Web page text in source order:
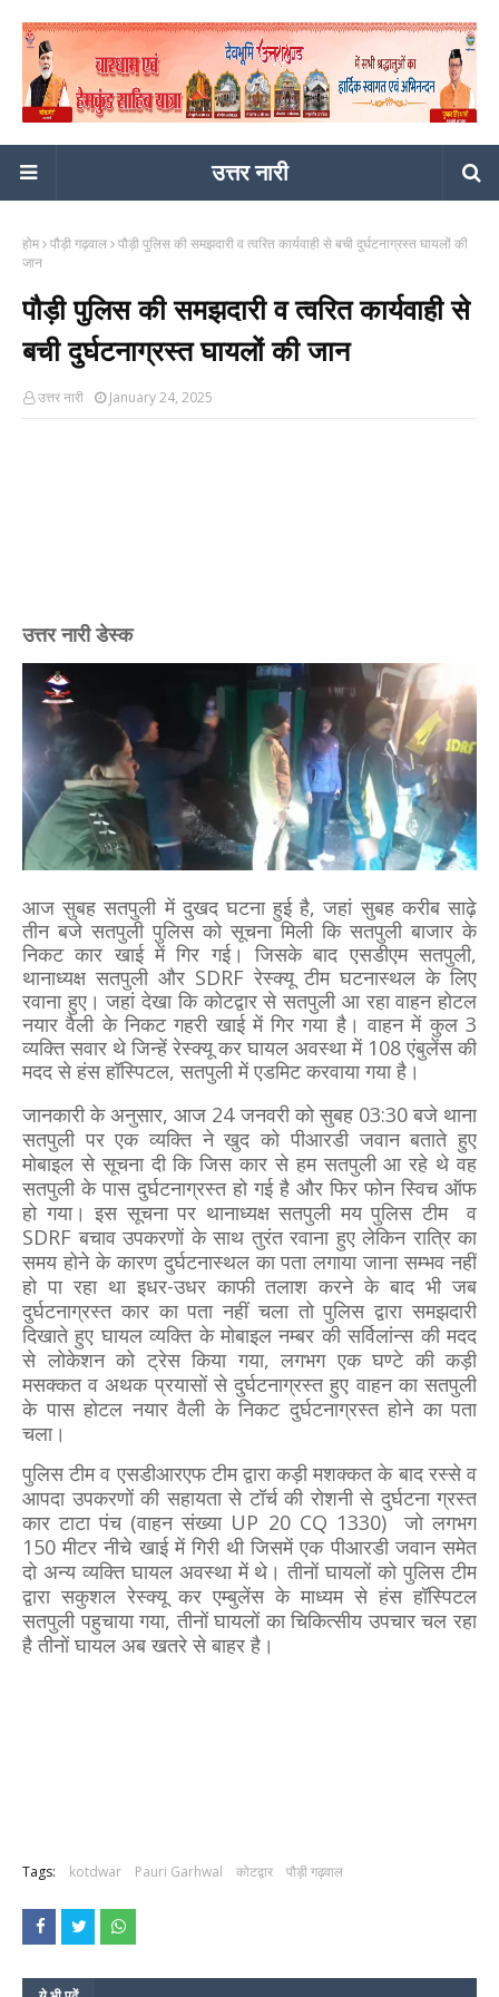
उत्तर नारी
होम पौड़ी गढ़वाल पौड़ी पुलिस की समझदारी व त्वरित कार्यवाही से बची दुर्घटनाग्रस्त घायलों की
जान
पौड़ी पुलिस की समझदारी व त्वरित कार्यवाही से
बची दुर्घटनाग्रस्त घायलों की जान
उत्तर नारी January 24, 2025
उत्तर नारी डेस्क
आज सुबह सतपुली में दुखद घटना हुई है, जहां सुबह करीब साढ़े
तीन बजे सतपुली पुलिस को सूचना मिली कि सतपुली बाजार के
निकट कार खाई में गिर गई। जिसके बाद एसडीएम सतपुली,
थानाध्यक्ष सतपुली और SDRF रेस्क्यू टीम घटनास्थल के लिए
रवाना हुए। जहां देखा कि कोटद्वार से सतपुली आ रहा वाहन होटल
नयार वैली के निकट गहरी खाई में गिर गया है। वाहन में कुल 3
व्यक्ति सवार थे जिन्हें रेस्क्यू कर घायल अवस्था में 108 एंबुलेंस की
मदद से हंस हॉस्पिटल, सतपुली में एडमिट करवाया गया है।
जानकारी के अनुसार, आज 24 जनवरी को सुबह 03:30 बजे थाना
सतपुली पर एक व्यक्ति ने खुद को पीआरडी जवान बताते हुए
मोबाइल से सूचना दी कि जिस कार से हम सतपुली आ रहे थे वह
सतपुली के पास दुर्घटनाग्रस्त हो गई है और फिर फोन स्विच ऑफ
हो गया। इस सूचना पर थानाध्यक्ष सतपुली मय पुलिस टीम व
SDRF बचाव उपकरणों के साथ तुरंत रवाना हुए लेकिन रात्रि का
समय होने के कारण दुर्घटनास्थल का पता लगाया जाना सम्भव नहीं
हो पा रहा था इधर-उधर काफी तलाश करने के बाद भी जब
दुर्घटनाग्रस्त कार का पता नहीं चला तो पुलिस द्वारा समझदारी
दिखाते हुए घायल व्यक्ति के मोबाइल नम्बर की सर्विलांन्स की मदद
से लोकेशन को ट्रेस किया गया, लगभग एक घण्टे की कड़ी
मसक्कत व अथक प्रयासों से दुर्घटनाग्रस्त हुए वाहन का सतपुली
के पास होटल नयार वैली के निकट दुर्घटनाग्रस्त होने का पता
चला।
पुलिस टीम व एसडीआरएफ टीम द्वारा कड़ी मशक्कत के बाद रस्से व
आपदा उपकरणों की सहायता से टॉर्च की रोशनी से दुर्घटना ग्रस्त
कार टाटा पंच (वाहन संख्या UP 20 CQ 1330) जो लगभग
150 मीटर नीचे खाई में गिरी थी जिसमें एक पीआरडी जवान समेत
दो अन्य व्यक्ति घायल अवस्था में थे। तीनों घायलों को पुलिस टीम
द्वारा सकुशल रेस्क्यू कर एम्बुलेंस के माध्यम से हंस हॉस्पिटल
सतपुली पहुचाया गया, तीनों घायलों का चिकित्सीय उपचार चल रहा
है तीनों घायल अब खतरे से बाहर है।
Tags: kotdwar Pauri Garhwal कोटद्वार पौड़ी गढ़वाल